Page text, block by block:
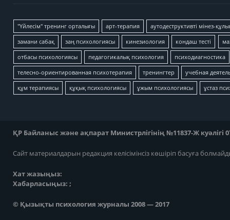
"Үйлесім" тренинг орталығы арт-терапия аутодеструктивті мінез-
замани сабақ заң психологиясы кинезиология кондаш тесті
отбасы психологиясы педагогикалық психология психодиагностика
телесно-ориентированная психотерапия тренингтер учебная
құм терапиясы құқық психологиясы ұжым психологиясы ұстаз
ҚР Байланыс және ақпарат Министрлігінің №11837-Ж куәлігі
Сайт материалдарын редакция келісімінсіз көшіріп басуға
Хат жазыңыз:
Хабарласыңыз: ;
© Қызықты психология журналы 2008 — 2017